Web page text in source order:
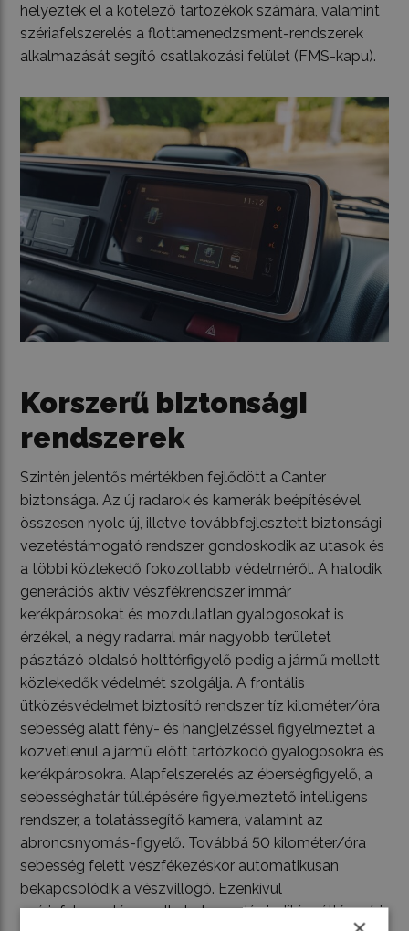
helyeztek el a kötelező tartozékok számára, valamint
szériafelszerelés a flottamenedzsment-rendszerek
alkalmazását segítő csatlakozási felület (FMS-kapu).
Korszerű biztonsági
rendszerek
Szintén jelentős mértékben fejlődött a Canter
biztonsága. Az új radarok és kamerák beépítésével
összesen nyolc új, illetve továbbfejlesztett biztonsági
vezetéstámogató rendszer gondoskodik az utasok és
a többi közlekedő fokozottabb védelméről. A hatodik
generációs aktív vészfékrendszer immár
kerékpárosokat és mozdulatlan gyalogosokat is
érzékel, a négy radarral már nagyobb területet
pásztázó oldalsó holttérfigyelő pedig a jármű mellett
közlekedők védelmét szolgálja. A frontális
ütközésvédelmet biztosító rendszer tíz kilométer/óra
sebesség alatt fény- és hangjelzéssel figyelmeztet a
közvetlenül a jármű előtt tartózkodó gyalogosokra és
kerékpárosokra. Alapfelszerelés az éberségfigyelő, a
sebességhatár túllépésére figyelmeztető intelligens
rendszer, a tolatássegítő kamera, valamint az
abroncsnyomás-figyelő. Továbbá 50 kilométer/óra
sebesség felett vészfékezéskor automatikusan
bekapcsolódik a vészvillogó. Ezenkívül
szériafelszerelés az alkoholszondás indításgátló gyári